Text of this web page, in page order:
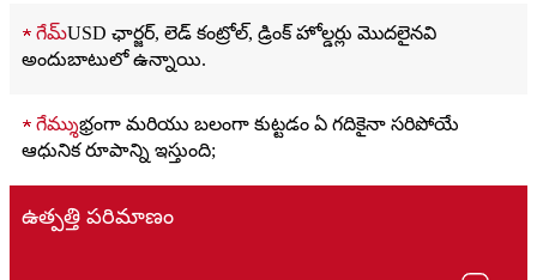
★ గేమ్USD ఛార్జర్, లెడ్ కంట్రోల్, డ్రింక్ హోల్డర్లు మొదలైనవి
అందుబాటులో ఉన్నాయి.
★ గేమ్శుభ్రంగా మరియు బలంగా కుట్టడం ఏ గదికైనా సరిపోయే
ఆధునిక రూపాన్ని ఇస్తుంది;
ఉత్పత్తి పరిమాణం